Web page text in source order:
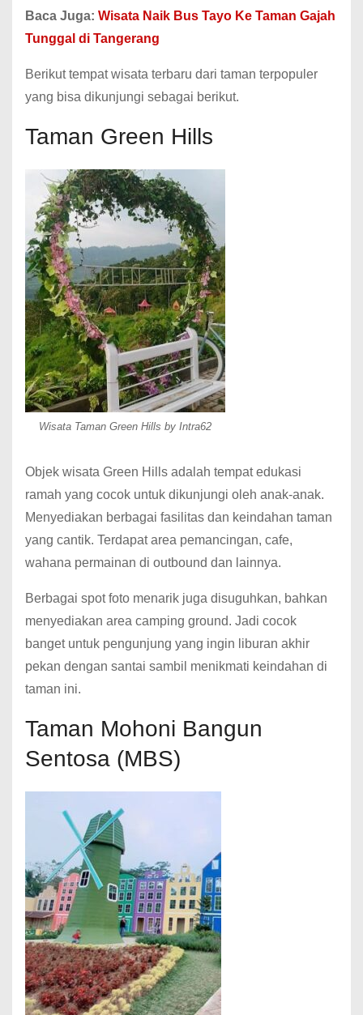
Baca Juga: Wisata Naik Bus Tayo Ke Taman Gajah
Tunggal di Tangerang
Berikut tempat wisata terbaru dari taman terpopuler
yang bisa dikunjungi sebagai berikut.
Taman Green Hills
Wisata Taman Green Hills by Intra62
Objek wisata Green Hills adalah tempat edukasi
ramah yang cocok untuk dikunjungi oleh anak-anak.
Menyediakan berbagai fasilitas dan keindahan taman
yang cantik. Terdapat area pemancingan, cafe,
wahana permainan di outbound dan lainnya.
Berbagai spot foto menarik juga disuguhkan, bahkan
menyediakan area camping ground. Jadi cocok
banget untuk pengunjung yang ingin liburan akhir
pekan dengan santai sambil menikmati keindahan di
taman ini.
Taman Mohoni Bangun
Sentosa (MBS)